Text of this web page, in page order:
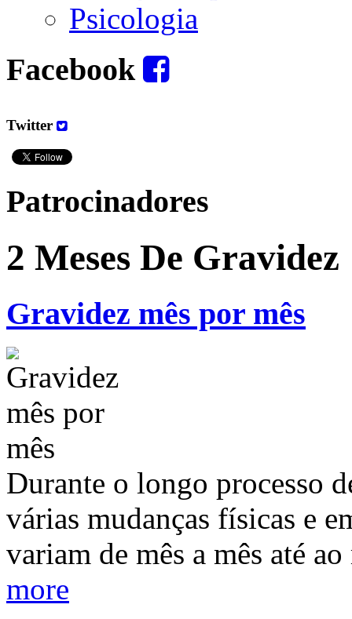
Psicologia
Facebook
Twitter
Patrocinadores
2 Meses De Gravidez
Gravidez mês por mês
Durante o longo processo
várias mudanças físicas e
variam de mês a mês até
more